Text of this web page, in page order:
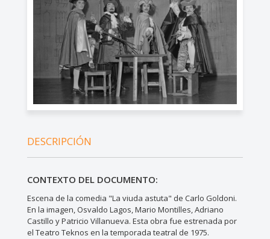
DESCRIPCIÓN
CONTEXTO DEL DOCUMENTO:
Escena de la comedia "La viuda astuta" de Carlo Goldoni.
En la imagen, Osvaldo Lagos, Mario Montilles, Adriano
Castillo y Patricio Villanueva. Esta obra fue estrenada por
el Teatro Teknos en la temporada teatral de 1975.